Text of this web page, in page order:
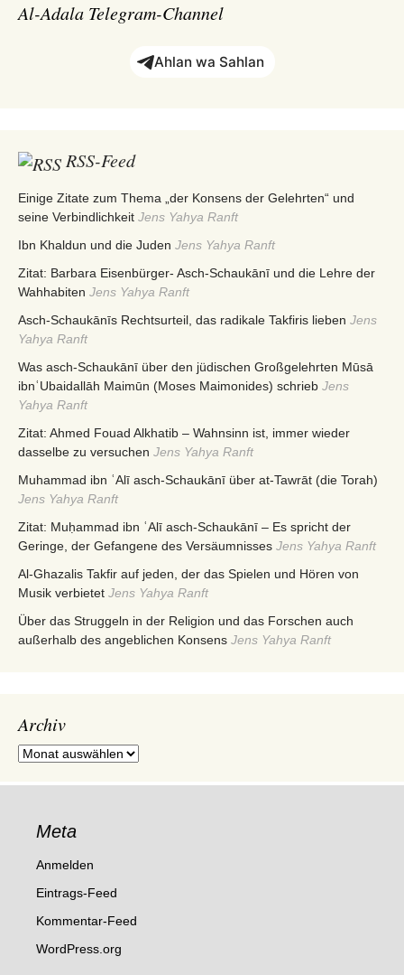
Al-Adala Telegram-Channel
Ahlan wa Sahlan
RSS-Feed
Einige Zitate zum Thema „der Konsens der Gelehrten“ und
seine Verbindlichkeit Jens Yahya Ranft
Ibn Khaldun und die Juden Jens Yahya Ranft
Zitat: Barbara Eisenbürger- Asch-Schaukānī und die Lehre der
Wahhabiten Jens Yahya Ranft
Asch-Schaukānīs Rechtsurteil, das radikale Takfiris lieben Jens
Yahya Ranft
Was asch-Schaukānī über den jüdischen Großgelehrten Mūsā
ibnʿUbaidallāh Maimūn (Moses Maimonides) schrieb Jens
Yahya Ranft
Zitat: Ahmed Fouad Alkhatib – Wahnsinn ist, immer wieder
dasselbe zu versuchen Jens Yahya Ranft
Muhammad ibn ʿAlī asch-Schaukānī über at-Tawrāt (die Torah)
Jens Yahya Ranft
Zitat: Muḥammad ibn ʿAlī asch-Schaukānī – Es spricht der
Geringe, der Gefangene des Versäumnisses Jens Yahya Ranft
Al-Ghazalis Takfir auf jeden, der das Spielen und Hören von
Musik verbietet Jens Yahya Ranft
Über das Struggeln in der Religion und das Forschen auch
außerhalb des angeblichen Konsens Jens Yahya Ranft
Archiv
Archiv
Meta
Anmelden
Eintrags-Feed
Kommentar-Feed
WordPress.org